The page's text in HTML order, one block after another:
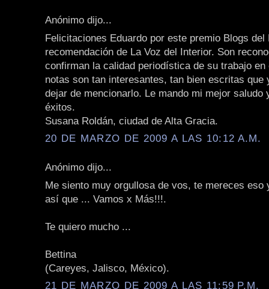
Anónimo dijo...
Felicitaciones Eduardo por este premio Blogs
recomendación de La Voz del Interior. Son
confirman la calidad periodística de su trabajo en
notas son tan interesantes, tan bien escritas que
dejar de mencionarlo. Le mando mi mejor saludo
éxitos.
Susana Roldán, ciudad de Alta Gracia.
20 DE MARZO DE 2009 A LAS 10:12 A.M.
Anónimo dijo...
Me siento muy orgullosa de vos, te mereces eso
así que ... Vamos x Más!!!.
Te quiero mucho ...
Bettina
(Careyes, Jalisco, México).
21 DE MARZO DE 2009 A LAS 11:59 P.M.